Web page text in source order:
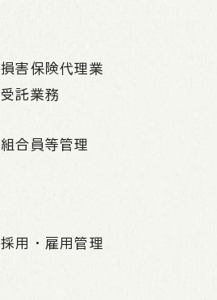
損害保険代理業
受託業務
組合員等管理
採用・雇用管理